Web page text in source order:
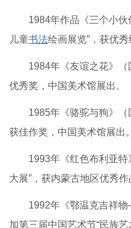
1984年作品《三个小
儿童书法绘画展览”，获优
1984年《友谊之花》（
优秀奖，中国美术馆展出。
1985年《骆驼与狗》（
获佳作奖，中国美术馆展出。
1993年《红色布利亚
大展”，获内蒙古地区优秀作
1992年《鄂温克吉祥
加第三届中国艺术节“民族